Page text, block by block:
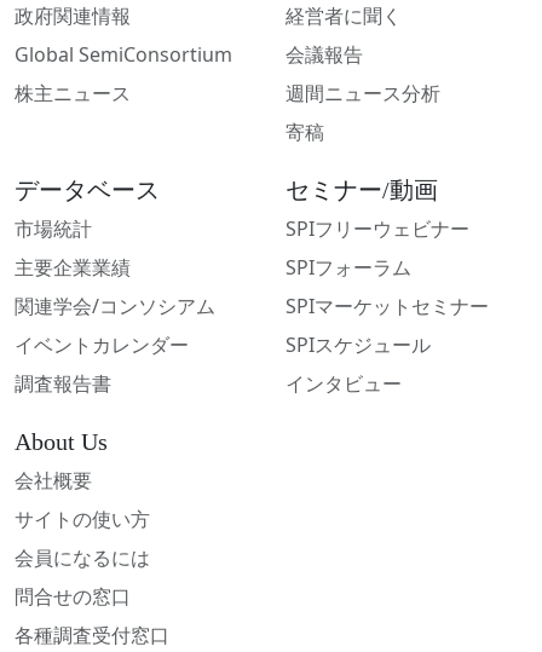
政府関連情報
Global SemiConsortium
株主ニュース
経営者に聞く
会議報告
週間ニュース分析
寄稿
データベース
市場統計
主要企業業績
関連学会/コンソシアム
イベントカレンダー
調査報告書
セミナー/動画
SPIフリーウェビナー
SPIフォーラム
SPIマーケットセミナー
SPIスケジュール
インタビュー
About Us
会社概要
サイトの使い方
会員になるには
問合せの窓口
各種調査受付窓口